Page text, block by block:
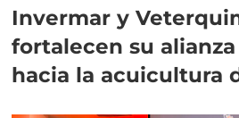
Invermar y
fortalecen su
hacia la acuicultura